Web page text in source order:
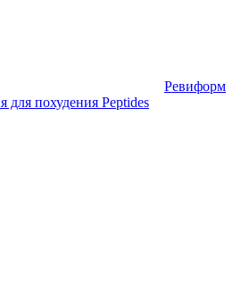
Ревиформ
для похудения Peptides